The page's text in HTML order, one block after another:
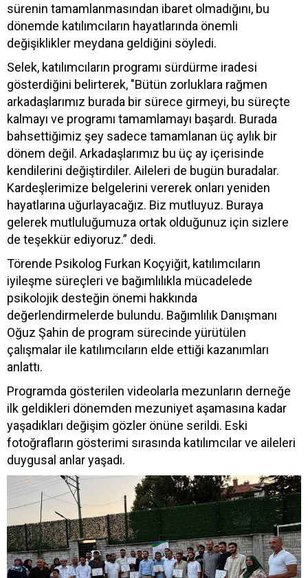
sürenin tamamlanmasından ibaret olmadığını, bu
dönemde katılımcıların hayatlarında önemli
değişiklikler meydana geldiğini söyledi.
Selek, katılımcıların programı sürdürme iradesi
gösterdiğini belirterek, "Bütün zorluklara rağmen
arkadaşlarımız burada bir sürece girmeyi, bu süreçte
kalmayı ve programı tamamlamayı başardı. Burada
bahsettiğimiz şey sadece tamamlanan üç aylık bir
dönem değil. Arkadaşlarımız bu üç ay içerisinde
kendilerini değiştirdiler. Aileleri de bugün buradalar.
Kardeşlerimize belgelerini vererek onları yeniden
hayatlarına uğurlayacağız. Biz mutluyuz. Buraya
gelerek mutluluğumuza ortak olduğunuz için sizlere
de teşekkür ediyoruz.” dedi.
Törende Psikolog Furkan Koçyiğit, katılımcıların
iyileşme süreçleri ve bağımlılıkla mücadelede
psikolojik desteğin önemi hakkında
değerlendirmelerde bulundu. Bağımlılık Danışmanı
Oğuz Şahin de program sürecinde yürütülen
çalışmalar ile katılımcıların elde ettiği kazanımları
anlattı.
Programda gösterilen videolarla mezunların derneğe
ilk geldikleri dönemden mezuniyet aşamasına kadar
yaşadıkları değişim gözler önüne serildi. Eski
fotoğrafların gösterimi sırasında katılımcılar ve aileleri
duygusal anlar yaşadı.